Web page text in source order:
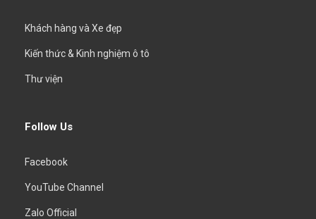
Khách hàng và Xe đẹp
Kiến thức & Kinh nghiệm ô tô
Thư viện
Follow Us
Facebook
YouTube Channel
Zalo Official